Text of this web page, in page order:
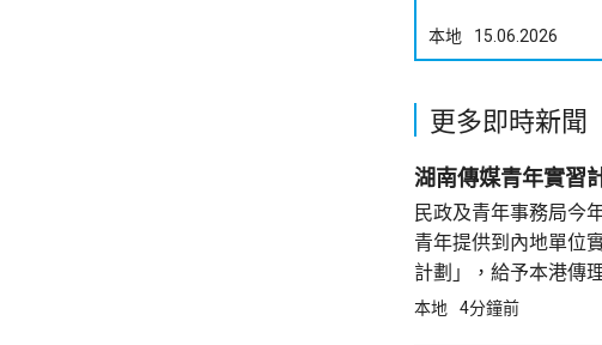
本地 15.06.2026
更多即時新聞
民政及青年事務局今
青年提供到內地單位
計劃」，給予本港傳
告》提出，實習生參
本地 4分鐘前